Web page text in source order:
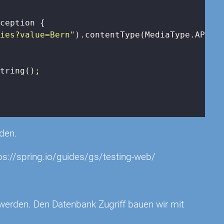
{
spring.io/guides/gs/testing-web/
Den Datenbank Zugriff bauen wir mit